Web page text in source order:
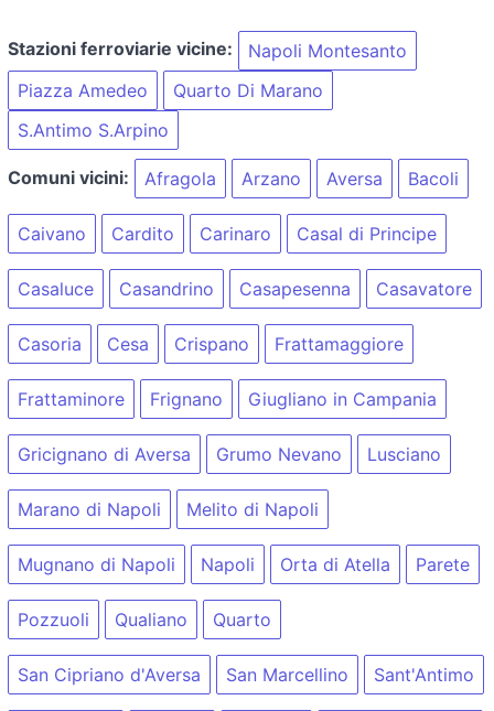
Stazioni ferroviarie vicine:
Napoli Montesanto
Piazza Amedeo
Quarto Di Marano
S.Antimo S.Arpino
Comuni vicini: Afragola Arzano Aversa Bacoli
Caivano Cardito Carinaro Casal di Principe
Casaluce Casandrino Casapesenna Casavatore
Casoria Cesa Crispano Frattamaggiore
Frattaminore Frignano Giugliano in Campania
Gricignano di Aversa Grumo Nevano Lusciano
Marano di Napoli Melito di Napoli
Mugnano di Napoli Napoli Orta di Atella Parete
Pozzuoli Qualiano Quarto
San Cipriano d'Aversa San Marcellino Sant'Antimo